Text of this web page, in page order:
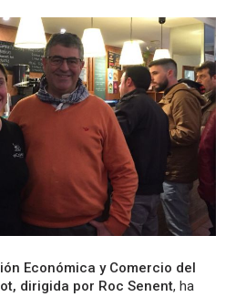
Económica y Comercio del
dirigida por Roc Senent, ha